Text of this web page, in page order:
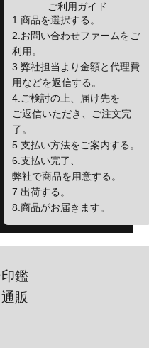
ご利用ガイド
1.商品を選択する。
2.お問い合わせファームをご
利用。
3.弊社担当より金額と代理費
用などを返信する。
4.ご検討の上、届け先を
ご返信いただき、ご注文完
了。
5.支払い方法をご案内する。
6.支払い完了、
弊社で商品を用意する。
7.出荷する。
8.商品がお届きます。
鑑
販